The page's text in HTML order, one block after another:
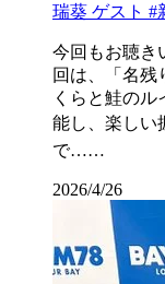
瑞葵 ゲスト #
今回もお聴き
回は、「名残
くらと鮭の
能し、楽しい
で……
2026/4/26